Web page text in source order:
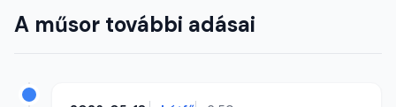
A műsor további adásai